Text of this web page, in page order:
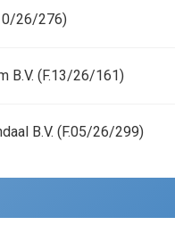
26/276)
B.V. (F.13/26/161)
B.V. (F.05/26/299)